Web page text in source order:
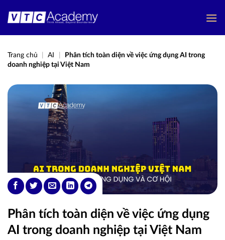
qua
Trang chủ AI
Phân tích toàn diện về việc ứng dụng AI trong
doanh nghiệp tại Việt Nam
Phân tích toàn diện về việc ứng dụng
AI trong doanh nghiệp tại Việt Nam